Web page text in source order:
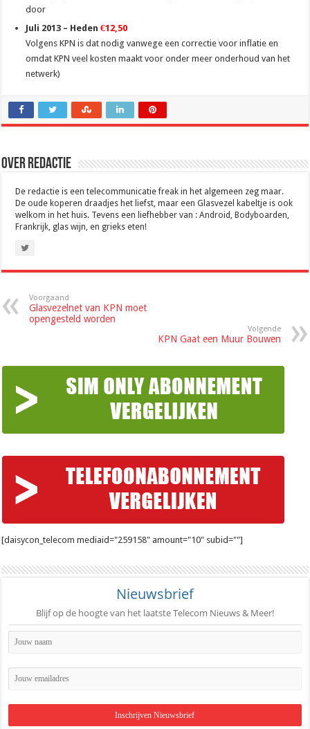
door
Juli 2013 – Heden €12,50
Volgens KPN is dat nodig vanwege een correctie voor inflatie en
omdat KPN veel kosten maakt voor onder meer onderhoud van het
netwerk)
Over Redactie
De redactie is een telecommunicatie freak in het algemeen zeg maar.
De oude koperen draadjes het liefst, maar een Glasvezel kabeltje is ook
welkom in het huis. Tevens een liefhebber van : Android, Bodyboarden,
Frankrijk, glas wijn, en grieks eten!
Voorgaand
Glasvezelnet van KPN moet
opengesteld worden
Volgende
KPN Gaat een Muur Bouwen
[daisycon_telecom mediaid="259158" amount="10" subid=""]
Nieuwsbrief
Blijf op de hoogte van het laatste Telecom Nieuws & Meer!